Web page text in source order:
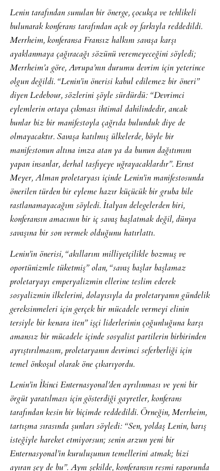
Lenin tarafından sunulan bir önerge, çocukça ve tehlikeli
bulunarak konferans tarafından açık oy farkıyla reddedildi.
Merrheim, konferansa Fransız halkını savaşa karşı
ayaklanmaya çağıracağı sözünü veremeyeceğini söyledi;
Merrheim’a göre, Avrupa’nın durumu devrim için yeterince
olgun değildi. “Lenin’in önerisi kabul edilemez bir öneri”
diyen Ledebour, sözlerini şöyle sürdürdü: “Devrimci
eylemlerin ortaya çıkması ihtimal dahilindedir, ancak
bunlar biz bir manifestoyla çağrıda bulunduk diye de
olmayacaktır. Savaşa katılmış ülkelerde, böyle bir
manifestonun altına imza atan ya da bunun dağıtımını
yapan insanlar, derhal tasfiyeye uğrayacaklardır”. Ernst
Meyer, Alman proletaryası içinde Lenin’in manifestosunda
önerilen türden bir eyleme hazır küçücük bir gruba bile
rastlanamayacağını söyledi. İtalyan delegelerden biri,
konferansın amacının bir iç savaş başlatmak değil, dünya
savaşına bir son vermek olduğunu hatırlattı.
Lenin’in önerisi, “akıllarını milliyetçilikle bozmuş ve
oportünizmle tüketmiş” olan, “savaş başlar başlamaz
proletaryayı emperyalizmin ellerine teslim ederek
sosyalizmin ilkelerini, dolayısıyla da proletaryanın gündelik
gereksinmeleri için gerçek bir mücadele vermeyi elinin
tersiyle bir kenara iten” işçi liderlerinin çoğunluğuna karşı
amansız bir mücadele içinde sosyalist partilerin birbirinden
ayrıştırılmasını, proletaryanın devrimci seferberliği için
temel önkoşul olarak öne çıkarıyordu.
Lenin’in İkinci Enternasyonal’den ayrılınması ve yeni bir
örgüt yaratılması için gösterdiği gayretler, konferans
tarafından kesin bir biçimde reddedildi. Örneğin, Merrheim,
tartışma sırasında şunları söyledi: “Sen, yoldaş Lenin, barış
isteğiyle hareket etmiyorsun; senin arzun yeni bir
Enternasyonal’in kuruluşunun temellerini atmak; bizi
ayıran şey de bu”. Aynı şekilde, konferansın resmi raporunda